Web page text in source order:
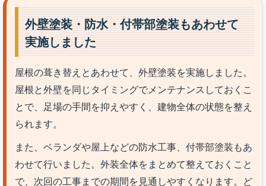
外壁塗装・防水・付帯部塗装もあわせて
実施しました
屋根の葺き替えとあわせて、外壁塗装を実施しました。
屋根と外壁を同じタイミングでメンテナンスしておくこ
とで、足場の手間を抑えやすく、建物全体の状態を整え
られます。
また、ベランダや屋上などの防水工事、付帯部塗装もあ
わせて行いました。外装全体をまとめて整えておくこと
で、次回の工事までの期間を見通しやすくなります。ど